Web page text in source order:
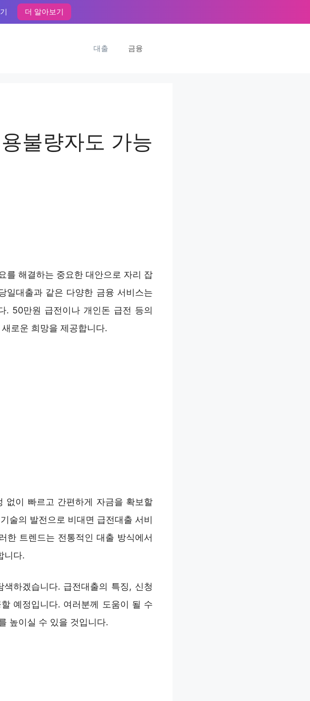
더 알아보기
대출 금융
불량자도 가능
를 해결하는 중요한 대안으로 자리 잡
일대출과 같은 다양한 금융 서비스는
. 50만원 급전이나 개인돈 급전 등의
로운 희망을 제공합니다.
없이 빠르고 간편하게 자금을 확보할
술의 발전으로 비대면 급전대출 서비
한 트렌드는 전통적인 대출 방식에서
니다.
하겠습니다. 급전대출의 특징, 신청
예정입니다. 여러분께 도움이 될 수
높이실 수 있을 것입니다.